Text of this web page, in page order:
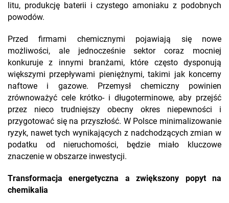
litu, produkcję baterii i czystego amoniaku z podobnych
powodów.
Przed firmami chemicznymi pojawiają się nowe
możliwości, ale jednocześnie sektor coraz mocniej
konkuruje z innymi branżami, które często dysponują
większymi przepływami pieniężnymi, takimi jak koncerny
naftowe i gazowe. Przemysł chemiczny powinien
zrównoważyć cele krótko- i długoterminowe, aby przejść
przez nieco trudniejszy obecny okres niepewności i
przygotować się na przyszłość. W Polsce minimalizowanie
ryzyk, nawet tych wynikających z nadchodzących zmian w
podatku od nieruchomości, będzie miało kluczowe
znaczenie w obszarze inwestycji.
Transformacja energetyczna a zwiększony popyt na
chemikalia